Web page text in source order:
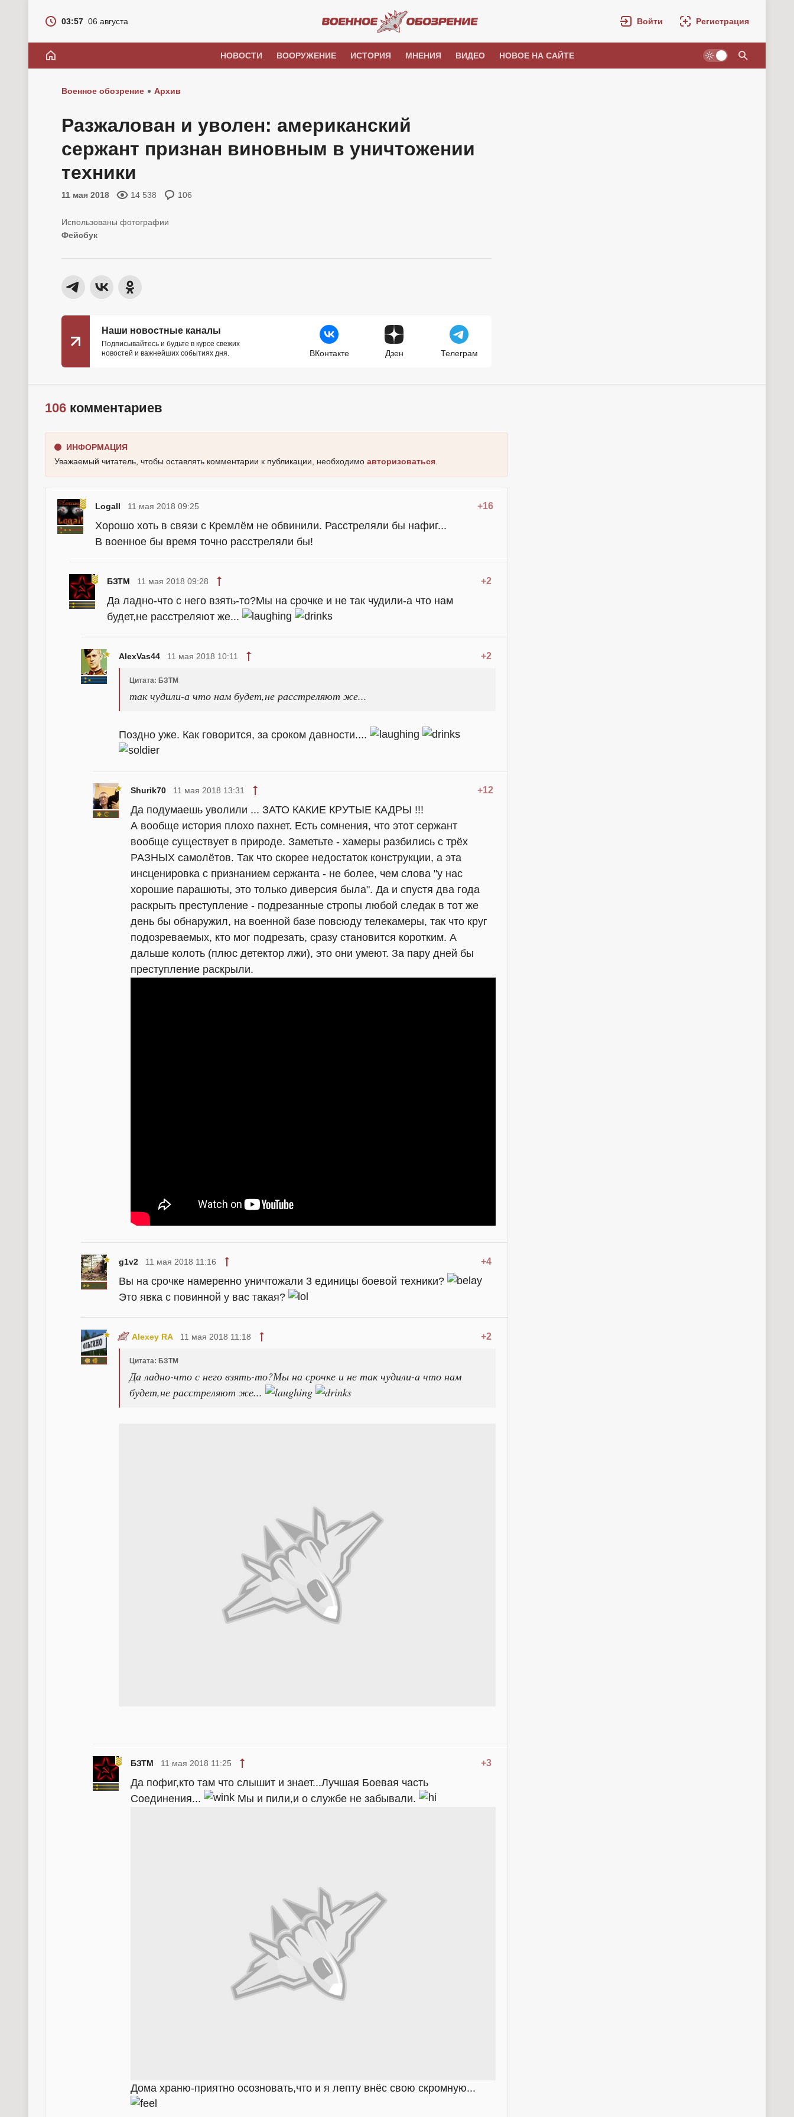
03:57 06 августа Войти Регистрация
НОВОСТИ ВООРУЖЕНИЕ ИСТОРИЯ МНЕНИЯ ВИДЕО НОВОЕ НА САЙТЕ
Военное обозрение Архив
Разжалован и уволен: американский
сержант признан виновным в уничтожении
техники
11 мая 2018 14 538 106
Фейсбук
Наши новостные каналы
Подписывайтесь и будьте в курсе свежих
новостей и важнейших событиях дня.
ВКонтакте Дзен Телеграм
106 комментариев
ИНФОРМАЦИЯ
Уважаемый читатель, чтобы оставлять комментарии к публикации, необходимо авторизоваться
Logall +16
11 мая 2018 09:25
Хорошо хоть в связи с Кремлём не обвинили. Расстреляли бы нафиг...
В военное бы время точно расстреляли бы!
БЗТМ +2
11 мая 2018 09:28
Да ладно-что с него взять-то?Мы на срочке и не так чудили-а что нам
будет,не расстреляют же...
AlexVas44 +2
11 мая 2018 10:11
Цитата: БЗТМ
так чудили-а что нам будет,не расстреляют же...
Поздно уже. Как говорится, за сроком давности....
Shurik70 +12
11 мая 2018 13:31
Да подумаешь уволили ... ЗАТО КАКИЕ КРУТЫЕ КАДРЫ !!!
А вообще история плохо пахнет. Есть сомнения, что этот сержант
вообще существует в природе. Заметьте - хамеры разбились с трёх
РАЗНЫХ самолётов. Так что скорее недостаток конструкции, а эта
инсценировка с признанием сержанта - не более, чем слова "у нас
хорошие парашюты, это только диверсия была". Да и спустя два года
раскрыть преступление - подрезанные стропы любой следак в тот же
день бы обнаружил, на военной базе повсюду телекамеры, так что круг
подозреваемых, кто мог подрезать, сразу становится коротким. А
дальше колоть (плюс детектор лжи), это они умеют. За пару дней бы
преступление раскрыли.
g1v2 +4
11 мая 2018 11:16
Вы на срочке намеренно уничтожали 3 единицы боевой техники?
Это явка с повинной у вас такая?
Alexey RA +2
11 мая 2018 11:18
Цитата: БЗТМ
Да ладно-что с него взять-то?Мы на срочке и не так чудили-а что нам
будет,не расстреляют же...
БЗТМ +3
11 мая 2018 11:25
Да пофиг,кто там что слышит и знает...Лучшая Боевая часть
Соединения...
Мы и пили,и о службе не забывали.
Дома храню-приятно осозновать,что и я лепту внёс свою скромную...